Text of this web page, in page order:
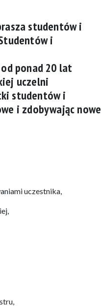
studentów i
i
ponad 20 lat
uczelni
studentów i
i zdobywając nowe
uczestnika,